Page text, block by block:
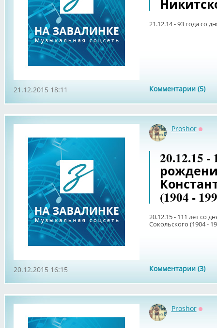
21.12.14 - 93 года со
Комментарии (5)
21.12.2015 18:11
Proshor
20.12.15
(1904 -
20.12.15 - 111 лет со
Сокольского (1904 -
Комментарии (3)
20.12.2015 16:15
Proshor